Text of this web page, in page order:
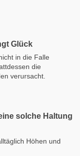
Glück
in die Falle
die
verursacht.
solche Haltung
Höhen und